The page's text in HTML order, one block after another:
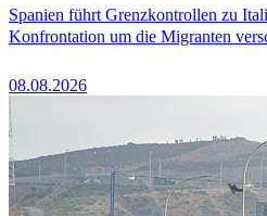
Spanien führt Grenzkontrollen zu
Konfrontation um die Migranten
08.08.2026